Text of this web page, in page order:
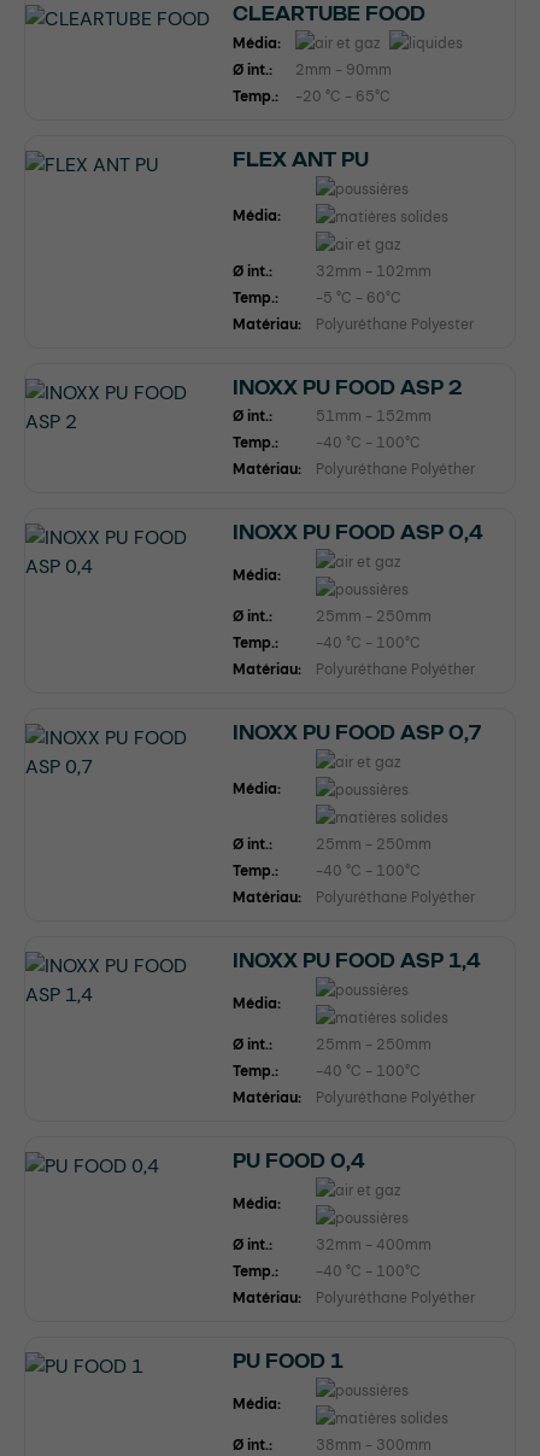
CLEARTUBE FOOD
Média:
Ø int.:
2mm - 90mm
Temp.:
-20 °C - 65°C
FLEX ANT PU
Média:
Ø int.:
32mm - 102mm
Temp.:
-5 °C - 60°C
Matériau:
Polyuréthane Polyester
INOXX PU FOOD ASP 2
Ø int.:
51mm - 152mm
Temp.:
-40 °C - 100°C
Matériau:
Polyuréthane Polyéther
INOXX PU FOOD ASP 0,4
Média:
Ø int.:
25mm - 250mm
Temp.:
-40 °C - 100°C
Matériau:
Polyuréthane Polyéther
INOXX PU FOOD ASP 0,7
Média:
Ø int.:
25mm - 250mm
Temp.:
-40 °C - 100°C
Matériau:
Polyuréthane Polyéther
INOXX PU FOOD ASP 1,4
Média:
Ø int.:
25mm - 250mm
Temp.:
-40 °C - 100°C
Matériau:
Polyuréthane Polyéther
PU FOOD 0,4
Média:
Ø int.:
32mm - 400mm
Temp.:
-40 °C - 100°C
Matériau:
Polyuréthane Polyéther
PU FOOD 1
Média:
Ø int.:
38mm - 300mm